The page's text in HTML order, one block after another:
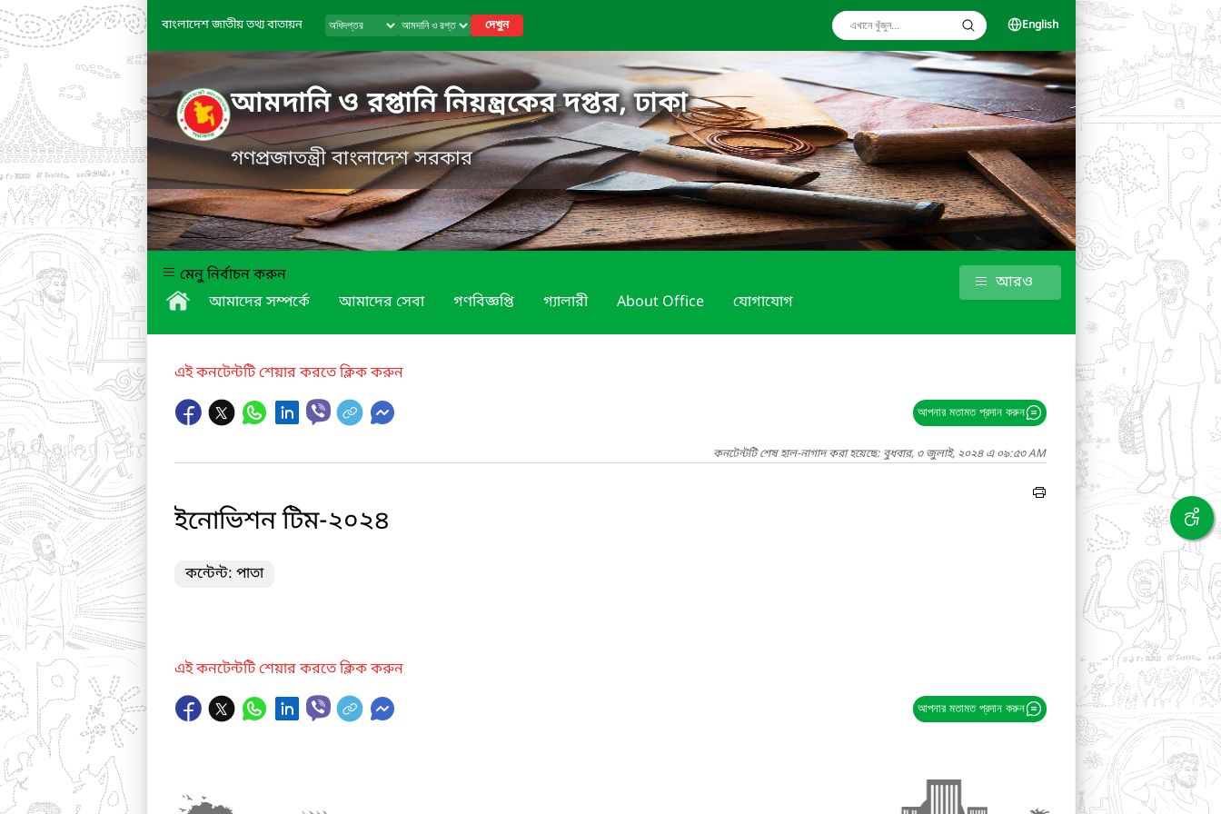
বাংলাদেশ জাতীয় তথ্য বাতায়ন দেখুন English
আমদানি ও রপ্তানি নিয়ন্ত্রকের দপ্তর, ঢাকা
গণপ্রজাতন্ত্রী বাংলাদেশ সরকার
মেনু নির্বাচন করুন
আমাদের সম্পর্কে
আমাদের সেবা গণবিজ্ঞপ্তি গ্যালারী About Office যোগাযোগ
আরও
এই কনটেন্টটি শেয়ার করতে ক্লিক করুন
আপনার মতামত প্রদান করুন
কনটেন্টটি শেষ হাল-নাগাদ করা হয়েছে: বুধবার, ৩ জুলাই, ২০২৪ এ ০৯:৫৩ AM
ইনোভিশন টিম-২০২৪
কন্টেন্ট: পাতা
এই কনটেন্টটি শেয়ার করতে ক্লিক করুন
আপনার মতামত প্রদান করুন